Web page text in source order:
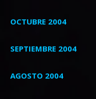
OCTUBRE 2004
SEPTIEMBRE 2004
AGOSTO 2004